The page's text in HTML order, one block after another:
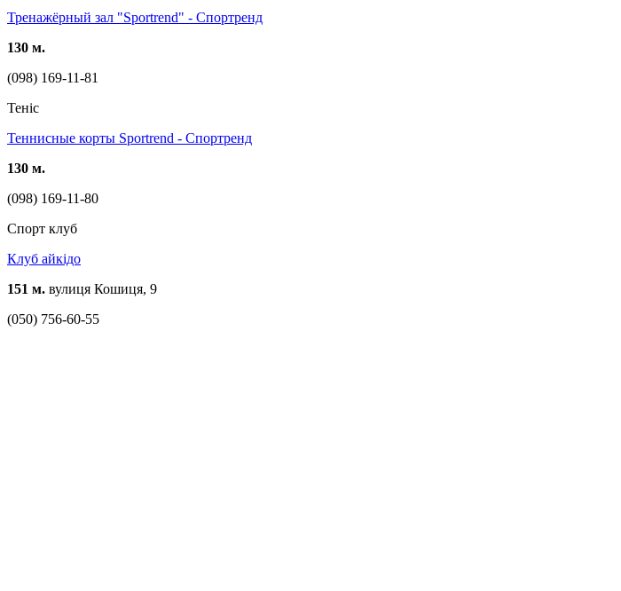
Тренажёрный зал "Sportrend" - Спортренд
130 м.
(098) 169-11-81
Теніс
Теннисные корты Sportrend - Спортренд
130 м.
(098) 169-11-80
Спорт клуб
Клуб айкідо
151 м. вулиця Кошиця, 9
(050) 756-60-55